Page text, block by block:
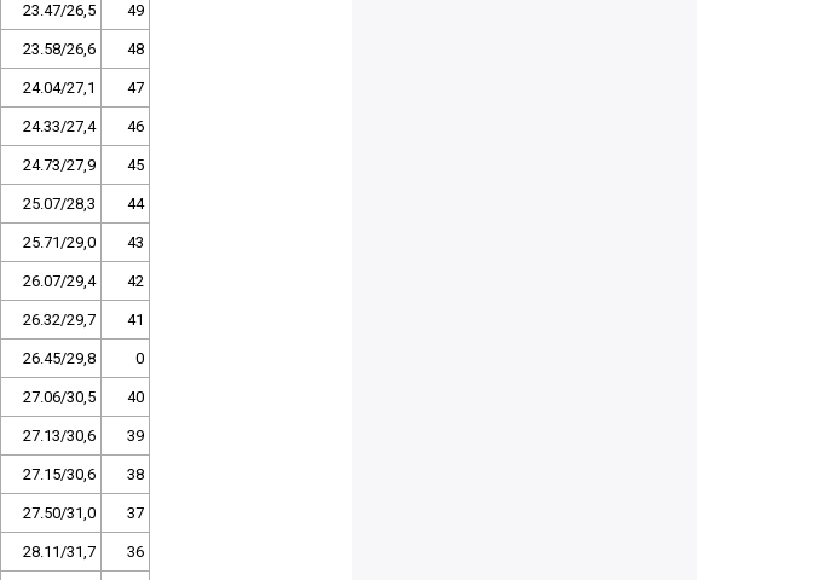
23.47/26,5 49
23.58/26,6 48
24.04/27,1 47
24.33/27,4 46
24.73/27,9 45
25.07/28,3 44
25.71/29,0 43
26.07/29,4 42
26.32/29,7 41
26.45/29,8 0
27.06/30,5 40
27.13/30,6 39
27.15/30,6 38
27.50/31,0 37
28.11/31,7 36